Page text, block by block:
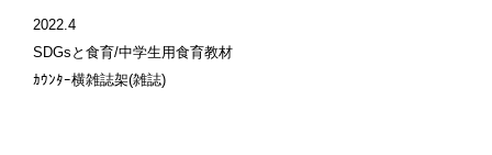
2022.4
SDGsと食育/中学生用食育教材
ｶｳﾝﾀｰ横雑誌架(雑誌)